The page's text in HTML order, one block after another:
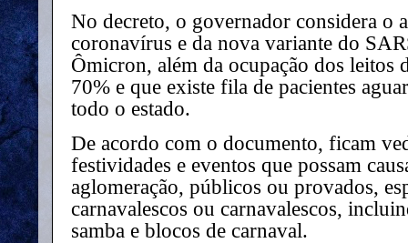
No decreto, o governador considera o
coronavírus e da nova variante do
Ômicron, além da ocupação dos leitos
70% e que existe fila de pacientes
todo o estado.
De acordo com o documento, ficam
festividades e eventos que possam
aglomeração, públicos ou provados,
carnavalescos ou carnavalescos,
samba e blocos de carnaval.